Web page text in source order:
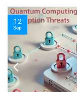
10
Nov